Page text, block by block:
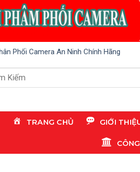
Phối Camera An Ninh Chính Hãng
TRANG CHỦ GIỚI